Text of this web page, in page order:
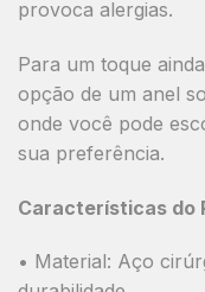
provoca alergias.
Para um toque
opção de um anel
onde você pode
sua preferência.
Características do
• Material: Aço